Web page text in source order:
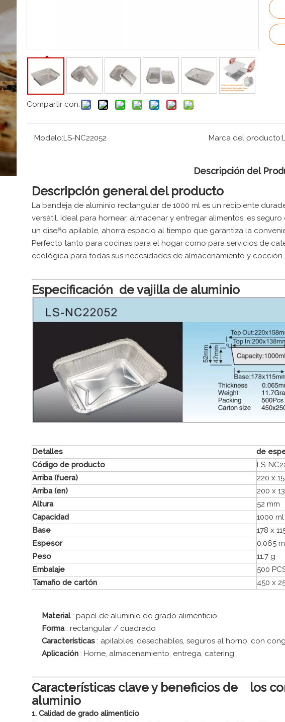
Compartir con:
Modelo:LS-NC22052 Marca del producto:
Descripción del
Descripción general del producto
La bandeja de aluminio rectangular de 1000 ml es un recipiente
versátil. Ideal para hornear, almacenar y entregar alimentos, es
un diseño apilable, ahorra espacio al tiempo que garantiza la
Perfecto tanto para cocinas para el hogar como para servicios de
ecológica para todas sus necesidades de almacenamiento y cocción
Especificación de vajilla de aluminio
Detalles
de
Código de producto
LS-
Arriba (fuera)
220 x
Arriba (en)
200 x
Altura
52 mm
Capacidad
1000 ml
Base
178 x
Espesor
0.065
Peso
11.7 g
Embalaje
500
Tamaño de cartón
450 x
Material : papel de aluminio de grado alimenticio
Forma : rectangular / cuadrado
Características : apilables, desechables, seguros al horno, con
Aplicación : Horne, almacenamiento, entrega, catering
Características clave y beneficios de los
aluminio
1. Calidad de grado alimenticio